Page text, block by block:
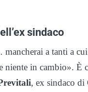
sindaco
a tanti a
niente in cambio». È
, ex sindaco di